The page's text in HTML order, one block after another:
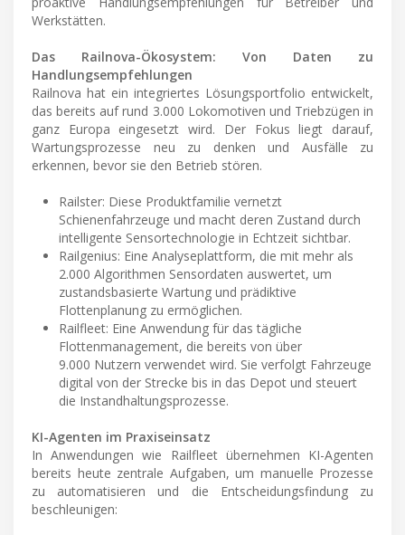
Werkstätten.
Das Railnova-Ökosystem: Von Daten zu
Handlungsempfehlungen
Railnova hat ein integriertes Lösungsportfolio entwickelt,
das bereits auf rund 3.000 Lokomotiven und Triebzügen in
ganz Europa eingesetzt wird. Der Fokus liegt darauf,
Wartungsprozesse neu zu denken und Ausfälle zu
erkennen, bevor sie den Betrieb stören.
Railster: Diese Produktfamilie vernetzt
Schienenfahrzeuge und macht deren Zustand durch
intelligente Sensortechnologie in Echtzeit sichtbar.
Railgenius: Eine Analyseplattform, die mit mehr als
2.000 Algorithmen Sensordaten auswertet, um
zustandsbasierte Wartung und prädiktive
Flottenplanung zu ermöglichen.
Railfleet: Eine Anwendung für das tägliche
Flottenmanagement, die bereits von über
9.000 Nutzern verwendet wird. Sie verfolgt Fahrzeuge
digital von der Strecke bis in das Depot und steuert
die Instandhaltungsprozesse.
KI-Agenten im Praxiseinsatz
In Anwendungen wie Railfleet übernehmen KI-Agenten
bereits heute zentrale Aufgaben, um manuelle Prozesse
zu automatisieren und die Entscheidungsfindung zu
beschleunigen: